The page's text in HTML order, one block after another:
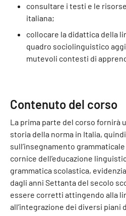
consultare i testi e le
italiana;
collocare la didattica della
quadro sociolinguistico
mutevoli contesti di
Contenuto del corso
La prima parte del corso fornirà
storia della norma in Italia,
sull’insegnamento
cornice dell’educazione
grammatica scolastica,
dagli anni Settanta del secolo
essere corretti attingendo alla
all’integrazione dei diversi